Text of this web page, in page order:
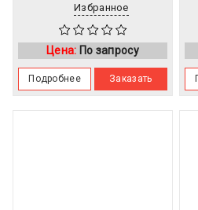
Избранное
Цена: По запросу
Подробнее Заказать